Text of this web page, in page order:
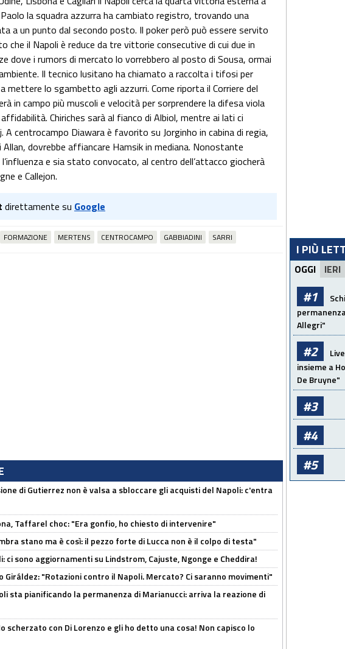
la squadra azzurra ha cambiato registro, trovando una
a un punto dal secondo posto. Il poker però può essere servito
che il Napoli è reduce da tre vittorie consecutive di cui due in
dove i rumors di mercato lo vorrebbero al posto di Sousa, ormai
Il tecnico lusitano ha chiamato a raccolta i tifosi per
mettere lo sgambetto agli azzurri. Come riporta il Corriere del
in campo più muscoli e velocità per sorprendere la difesa viola
Chiriches sarà al fianco di Albiol, mentre ai lati ci
A centrocampo Diawara è favorito su Jorginho in cabina di regia,
Allan, dovrebbe affiancare Hamsik in mediana. Nonostante
e sia stato convocato, al centro dell’attacco giocherà
e Callejon.
direttamente su Google
FORMAZIONE MERTENS CENTROCAMPO GABBIADINI SARRI
di Gutierrez non è valsa a sbloccare gli acquisti del Napoli: c'entra
Taffarel choc: "Era gonfio, ho chiesto di intervenire"
stano ma è così: il pezzo forte di Lucca non è il colpo di testa"
ci sono aggiornamenti su Lindstrom, Cajuste, Ngonge e Cheddira!
Giráldez: "Rotazioni contro il Napoli. Mercato? Ci saranno movimenti"
sta pianificando la permanenza di Marianucci: arriva la reazione di
scherzato con Di Lorenzo e gli ho detto una cosa! Non capisco lo
I PIÙ
OGGI IERI
#1
Allegri"
#2
insieme a
De Bruyne"
#3
#4
#5